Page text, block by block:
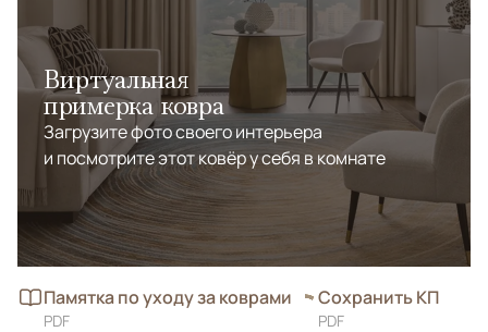
Виртуальная
примерка ковра
Загрузите фото своего интерьера
и посмотрите этот ковёр у себя в комнате
Памятка по уходу за коврами
PDF
Сохранить КП
PDF